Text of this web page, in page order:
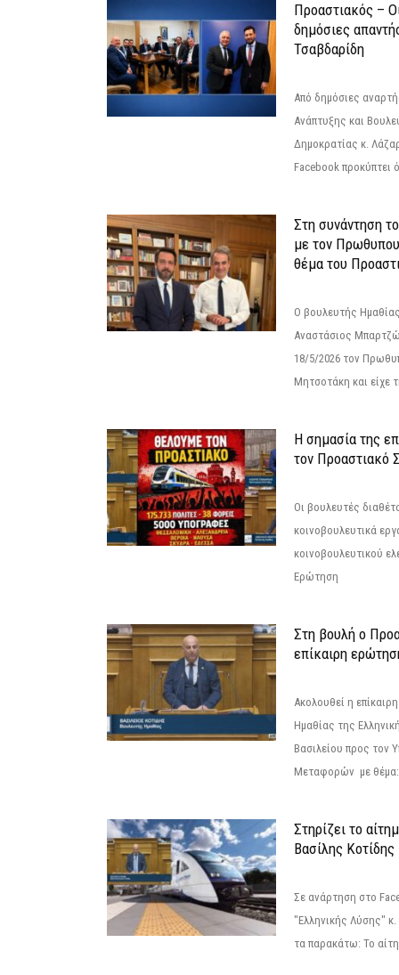
Προαστιακός –
δημόσιες
Τσαβδαρίδη
Από δημόσιες
Ανάπτυξης και
Δημοκρατίας κ.
Facebook προκύπτει
Στη συνάντηση
με τον
θέμα του
Ο βουλευτής
Αναστάσιος
18/5/2026 τον
Μητσοτάκη και είχε
Η σημασία της
τον Προαστιακό
Οι βουλευτές
κοινοβουλευτικά
κοινοβουλευτικού
Ερώτηση
Στη βουλή ο
επίκαιρη
Ακολουθεί η
Ημαθίας της
Βασιλείου προς τον
Μεταφορών με θέμα:
Στηρίζει το
Βασίλης Κοτίδης
Σε ανάρτηση στο
"Ελληνικής Λύσης"
τα παρακάτω: Το